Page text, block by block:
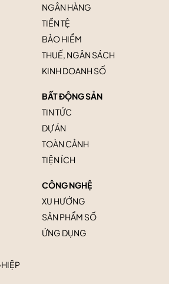
NGÂN HÀNG
TIỀN TỆ
BẢO HIỂM
THUẾ, NGÂN SÁCH
KINH DOANH SỐ
BẤT ĐỘNG SẢN
TIN TỨC
DỰ ÁN
TOÀN CẢNH
TIỆN ÍCH
CÔNG NGHỆ
XU HƯỚNG
SẢN PHẨM SỐ
ỨNG DỤNG